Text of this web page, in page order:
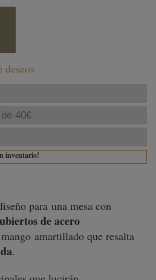
40€
inventario!
para una mesa con
de acero
amartillado que resalta
.